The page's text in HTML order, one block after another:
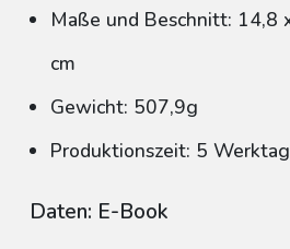
Maße und Beschnitt: 14,8
cm
Gewicht: 507,9g
Produktionszeit: 5
Daten: E-Book